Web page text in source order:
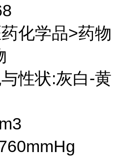
化学品>药物
性状:灰白-黄